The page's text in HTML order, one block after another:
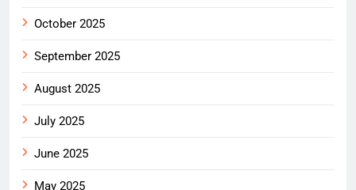
October 2025
September 2025
August 2025
July 2025
June 2025
May 2025